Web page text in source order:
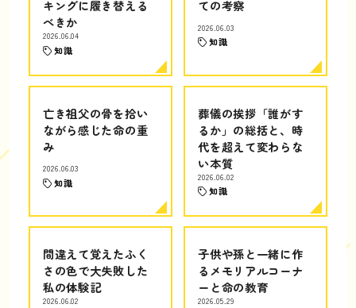
キングに履き替える
べきか
2026.06.04
知識
ての考察
2026.06.03
知識
亡き祖父の骨を拾い
ながら感じた命の重
み
2026.06.03
知識
葬儀の挨拶「誰がす
るか」の総括と、時
代を超えて変わらな
い本質
2026.06.02
知識
間違えて覚えたふく
さの色で大失敗した
私の体験記
2026.06.02
子供や孫と一緒に作
るメモリアルコーナ
ーと命の教育
2026.05.29